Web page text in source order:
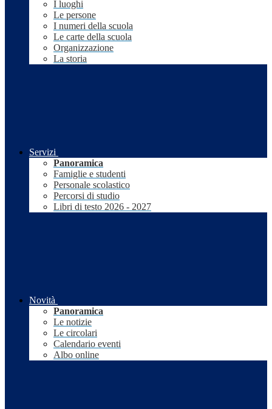
I luoghi
Le persone
I numeri della scuola
Le carte della scuola
Organizzazione
La storia
Servizi
Panoramica
Famiglie e studenti
Personale scolastico
Percorsi di studio
Libri di testo 2026 - 2027
Novità
Panoramica
Le notizie
Le circolari
Calendario eventi
Albo online